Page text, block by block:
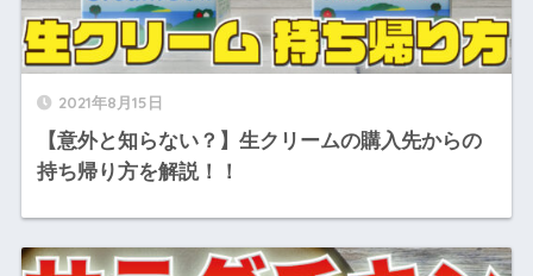
2021年8月15日
【意外と知らない？】生クリームの購入先からの
持ち帰り方を解説！！